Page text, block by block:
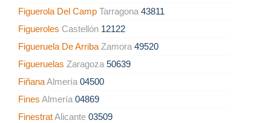
Figuerola Del Camp Tarragona 43811
Figueroles Castellón 12122
Figueruela De Arriba Zamora 49520
Figueruelas Zaragoza 50639
FiñanaAlmería 04500
Fines Almería 04869
FinestratAlicante 03509